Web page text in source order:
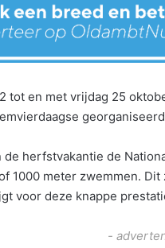
tot en met vrijdag 25
herfstvakantie de
1000 meter zwemmen.
voor deze knappe
-